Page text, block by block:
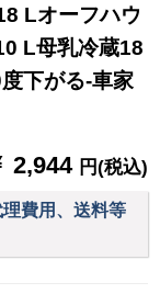
Lオーフハウ
L母乳冷蔵18
下がる-車家
2,944 円(税込)
費用、送料等